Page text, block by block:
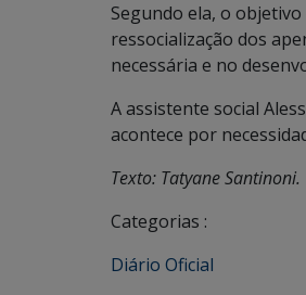
Segundo ela, o
ressocialização dos
necessária e no
A assistente social
acontece por
Texto: Tatyane Santinoni.
Categorias :
Diário Oficial